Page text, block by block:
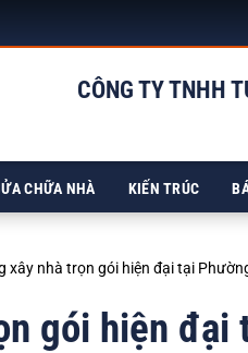
CÔNG TY TNHH
CHỮA NHÀ KIẾN TRÚC
xây nhà trọn gói hiện đại tại
gói hiện đại